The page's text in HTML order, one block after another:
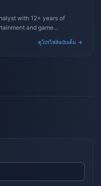
with 12+ years of
and game
ดูโปรไฟล์ฉบับเต็ม →